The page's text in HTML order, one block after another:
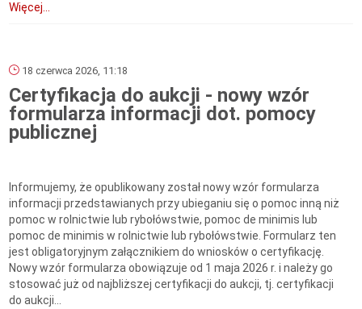
Więcej...
18 czerwca 2026, 11:18
Certyfikacja do aukcji - nowy wzór
formularza informacji dot. pomocy
publicznej
Informujemy, że opublikowany został nowy wzór formularza
informacji przedstawianych przy ubieganiu się o pomoc inną niż
pomoc w rolnictwie lub rybołówstwie, pomoc de minimis lub
pomoc de minimis w rolnictwie lub rybołówstwie. Formularz ten
jest obligatoryjnym załącznikiem do wniosków o certyfikację.
Nowy wzór formularza obowiązuje od 1 maja 2026 r. i należy go
stosować już od najbliższej certyfikacji do aukcji, tj. certyfikacji
do aukcji...